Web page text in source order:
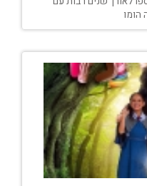
הומו